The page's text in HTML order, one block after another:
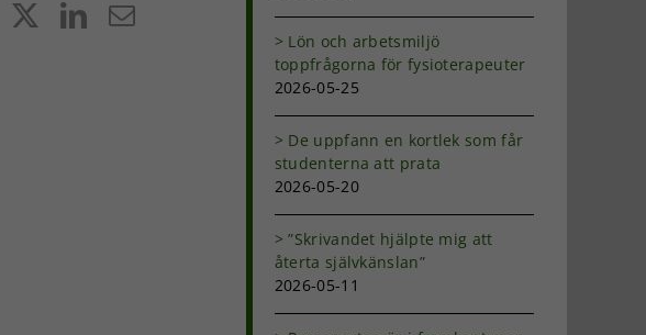
FacebookLinkedIn
E-
Lön och arbetsmiljö
toppfrågorna för fysioterapeuter
2026-05-25
De uppfann en kortlek som får
studenterna att prata
2026-05-20
”Skrivandet hjälpte mig att
återta självkänslan”
2026-05-11